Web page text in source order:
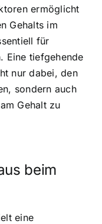
ermöglicht
Gehalts im
für
Eine tiefgehende
nur dabei, den
sondern auch
Gehalt zu
beim
eine